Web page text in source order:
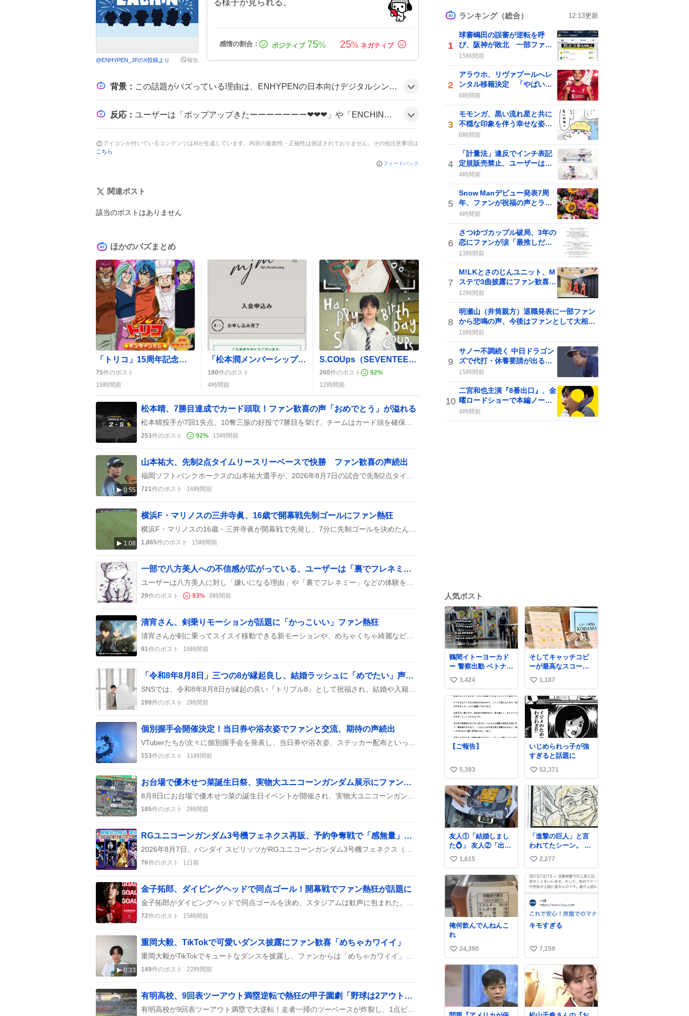
@ENHYPEN_JPのX投稿より 報告
る様子が見られる。
75% 25%
背景 ： この話題がバズっている理由は、ENHYPENの日本向けデジタルシングル『We'll Be Fine』のジャケットに公式キャラENCHINが初登場し、同時に東京でのポップアップイベントが告知されたことがきっかけで、ファンがキャラグッズや浴衣コラボに期待し、SNS上で盛り上がっているようだ。
反応 ： ユーザーは「ポップアップきたーーーーーーー❤❤❤」や「ENCHINとおでかけ」といった歓声を上げ、「浴衣姿が可愛い」「ENCHIN揃いに浴衣着てて可愛い」とコメントし、イベント参加や代行希望の声も多く、全体的にワクワクした雰囲気だ。
アイコンが付いているコンテンツはAIが生成しています。内容の最新性・正確性は保証されておりません。その他注意事項は
こちら
フィードバック
関連ポスト
該当のポストはありません
ほかのバズまとめ
「トリコ」15周年記念オンラインくじ開始、ファン歓喜の声が広がる
75件のポスト
19時間前
「松本潤メンバーシップ」決済エラー続出、メール未着で「待ち時間が長くて焦る」声
180件のポスト
4時間前
S.COUps（SEVENTEENリーダー）誕生日にファンが“最高”の祝福の嵐
260件のポスト 92%
12時間前
松本晴、7勝目達成でカード頭取！ファン歓喜の声「おめでとう」が溢れる
松本晴投手が7回1失点、10奪三振の好投で7勝目を挙げ、チームはカード頭を確保した。山本祐大のタイムリーや代打たつるの勝ち越しタイムリーも光り、試合は盛り上がり、観客は歓声を上げた。
253件のポスト 92% 15時間前
0:55
山本祐大、先制2点タイムリースリーベースで快勝 ファン歓喜の声続出
福岡ソフトバンクホークスの山本祐大選手が、2026年8月7日の試合で先制2点タイムリースリーベースヒットを放ち、3打点を記録したよ。チームはそのままリードを保ち、5-1で勝ち上がったんだ。
721件のポスト 16時間前
1:08
横浜F・マリノスの三井寺眞、16歳で開幕戦先制ゴールにファン熱狂
横浜F・マリノスの16歳・三井寺眞が開幕戦で先発し、7分に先制ゴールを決めたんだって！J1史上最年少の先発＆得点で、みんなが驚きと歓声を上げてるみたい。
1,865件のポスト 15時間前
一部で八方美人への不信感が広がっている、ユーザーは「裏でフレネミー」や「態度の不一致」を指摘
ユーザーは八方美人に対し「嫌いになる理由」や「裏でフレネミー」などの体験を語り、好意的に見えても「態度の不一致」や「信頼が揺らぐ」ことが問題視されている様子が見られる。
29件のポスト 93% 8時間前
清宵さん、剣乗りモーションが話題に「かっこいい」ファン熱狂
清宵さんが剣に乗ってスイスイ移動できる新モーションや、めちゃくちゃ綺麗なビジュアルがSNSで大きく取り上げられ、みんなが「かっこいい」「顔が良すぎる」って喜んでいる様子が見られる。実装期待で「引きたい」って声もいっぱいだよ。
91件のポスト 16時間前
「令和8年8月8日」三つの8が縁起良し、結婚ラッシュに「めでたい」声が続出
SNSでは、令和8年8月8日が縁起の良い『トリプル8』として祝福され、結婚や入籍の報告が相次いだことが話題になっている。多くの投稿が「末広がりで幸せ」「結婚ラッシュ」などのコメントと共に、特別な日を楽しむ様子を伝えている。
199件のポスト 2時間前
個別握手会開催決定！当日券や浴衣姿でファンと交流、期待の声続出
VTuberたちが次々に個別握手会を発表し、当日券や浴衣姿、ステッカー配布といった楽しみ要素を紹介。部ごとに時間が分かれ、ファンがワクワクしながら参加を待っている様子が伝わる。
153件のポスト 11時間前
お台場で優木せつ菜誕生日祭、実物大ユニコーンガンダム展示にファンわくわく
8月8日にお台場で優木せつ菜の誕生日イベントが開催され、実物大ユニコーンガンダムが展示された。サマジャンのフェスと合わせて多くのファンが訪れ、賑やかな雰囲気が広がった。
185件のポスト 2時間前
RGユニコーンガンダム3号機フェネクス再販、予約争奪戦で「感無量」や「13000円で驚き」
2026年8月7日、バンダイ スピリッツがRGユニコーンガンダム3号機フェネクス（ナラティブVer.）の再販とプレバン予約開始を発表し、価格は約13,000円とされた。ファンは予約の混雑や高額さに言及し、確保できた人と逃した人が混在している様子が投稿で報告された。
76件のポスト 1日前
金子拓郎、ダイビングヘッドで同点ゴール！開幕戦でファン熱狂が話題に
金子拓郎がダイビングヘッドで同点ゴールを決め、スタジアムは歓声に包まれた。ファンは「ナイスダイビングヘッド！」や「金子拓郎！愛してる！！」と喜びの声を上げ、試合のハイライトとなった。
72件のポスト 15時間前
0:33
重岡大毅、TikTokで可愛いダンス披露にファン歓喜「めちゃカワイイ」
重岡大毅がTikTokでキュートなダンスを披露し、ファンからは「めちゃカワイイ」「ありがとう」などのコメントが続出している様子です。さらに『ND⁵』の宣伝も兼ねてハッシュタグがたくさん付けられ、みんなが楽しんでいるようです。
149件のポスト 22時間前
有明高校、9回表ツーアウト満塁逆転で熱狂の甲子園劇「野球は2アウトから」
有明高校が9回表ツーアウト満塁で大逆転！走者一掃のツーベースが炸裂し、1点ビハインドからリードへと持ち上げ、観客を沸かせた。
ランキング（総合） 12:13更新
1
球審嶋田の誤審が逆転を呼
び、阪神が敗北 一部ファン
からは批判の声も
15時間前
2
アラウホ、リヴァプールへレ
ンタル移籍決定 「やばい」
などの期待の声がSNSで広が
6時間前
3
モモンガ、黒い流れ星と共に
不穏な印象を伴う幸せな姿が
話題に 最新話で登場しファ
6時間前
4
「計量法」違反でインチ表記
定規販売禁止、ユーザーは
「知らなかった」驚き
4時間前
5
Snow Manデビュー発表7周
年、ファンが祝福の声とライ
ブ配信で盛り上がる
4時間前
6
さつゆづカップル破局、3年の
恋にファンが涙「最推しだっ
た」悲しみ
13時間前
7
M!LKとさのじんユニット、M
ステで3曲披露にファン歓喜が
話題に
12時間前
8
明瀬山（井筒親方）退職発表に一部ファン
から悲鳴の声、今後はファンとして大相撲
に貢献へ
18時間前
9
サノー不調続く 中日ドラゴン
ズで代打・休養要請が出る、
一部のファンの声が分かれる
15時間前
10
二宮和也主演『8番出口』、金
曜ロードショーで本編ノーカ
ット地上波初放送が決定！フ
4時間前
人気ポスト
鶴間イトーヨーカド
ー 警察出動 ベトナム
人の身分証チェック
を開店前に実施、店
内まで見張りにきて
ます。不法滞在者は
覚悟してお越しくだ
さい。
い
い
ね
数
3,424
そしてキャッチコピ
ーが最高なスコーン
屋さんを見つけてし
まったので思わず買
い込んでしまった。
スコーンなんてパッ
サパサなほどええで
すからね。
い
い
ね
数
1,187
【ご報告】
い
い
ね
数
5,393
いじめられっ子が強
すぎると話題に
い
い
ね
数
52,371
友人①「結婚しまし
た💍」 友人②「出産
しました👼🏻」 友人
③「マイホーム建て
ました🏡」 私「どハ
マりしたヴィズラ家
の末裔に心狂わされ
ました」
い
い
ね
数
1,615
「進撃の巨人」と言
われてたシーン。 当
時僕は知らなかった
のですが、今見ると
すごく「進撃の巨
人」ですね。。
い
い
ね
2,277
俺何飲んでんねんこ
れ
い
い
数
24,390
キモすぎる
い
い
ね
数
7,159